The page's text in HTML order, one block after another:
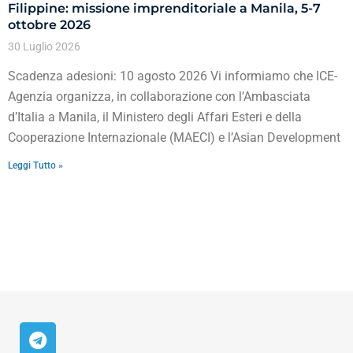
Filippine: missione imprenditoriale a Manila, 5-7
ottobre 2026
30 Luglio 2026
Scadenza adesioni: 10 agosto 2026 Vi informiamo che ICE-
Agenzia organizza, in collaborazione con l’Ambasciata
d’Italia a Manila, il Ministero degli Affari Esteri e della
Cooperazione Internazionale (MAECI) e l’Asian Development
Leggi Tutto »